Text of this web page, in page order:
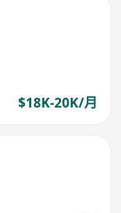
$18K-20K/月